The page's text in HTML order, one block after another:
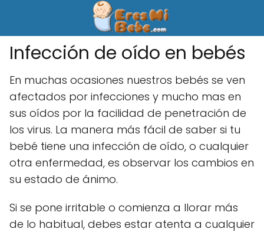
Infección de oído en bebés
En muchas ocasiones nuestros bebés se ven
afectados por infecciones y mucho mas en
sus oídos por la facilidad de penetración de
los virus. La manera más fácil de saber si tu
bebé tiene una infección de oído, o cualquier
otra enfermedad, es observar los cambios en
su estado de ánimo.
Si se pone irritable o comienza a llorar más
de lo habitual, debes estar atenta a cualquier